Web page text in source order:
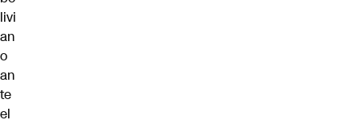
livi
an
o
an
te
el